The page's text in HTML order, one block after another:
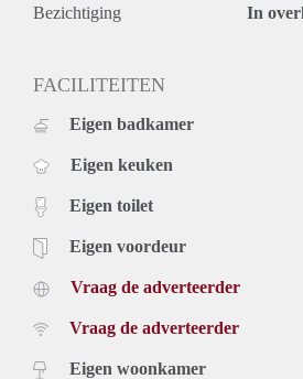
Bezichtiging In
FACILITEITEN
Eigen badkamer
Eigen keuken
Eigen toilet
Eigen voordeur
Vraag de adverteerder
Vraag de adverteerder
Eigen woonkamer